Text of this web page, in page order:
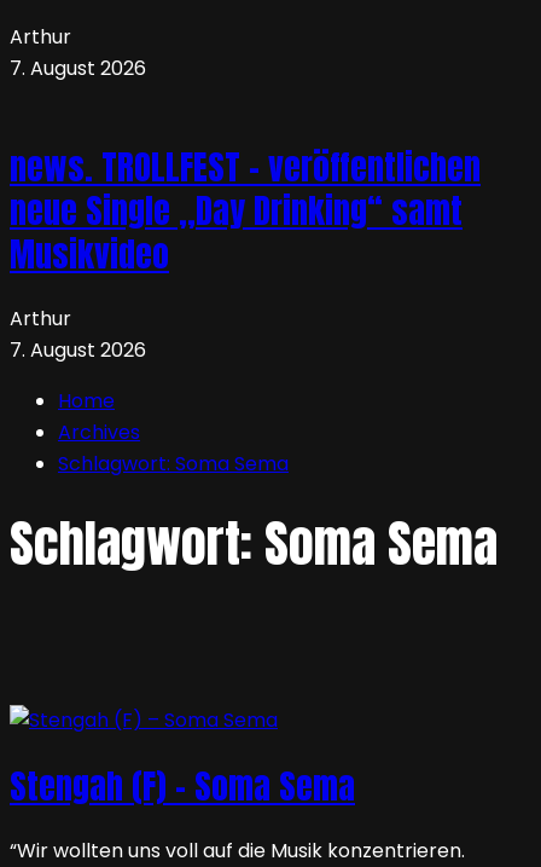
Arthur
7. August 2026
news. TROLLFEST – veröffentlichen
neue Single „Day Drinking“ samt
Musikvideo
Arthur
7. August 2026
Home
Archives
Schlagwort: Soma Sema
Schlagwort:Soma Sema
Stengah (F) – Soma Sema
“Wir wollten uns voll auf die Musik konzentrieren.